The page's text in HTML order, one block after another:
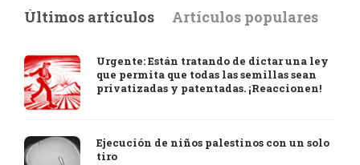
Últimos artículos Artículos populares
Urgente: Están tratando de dictar una ley
que permita que todas las semillas sean
privatizadas y patentadas. ¡Reaccionen!
Ejecución de niños palestinos con un solo
tiro